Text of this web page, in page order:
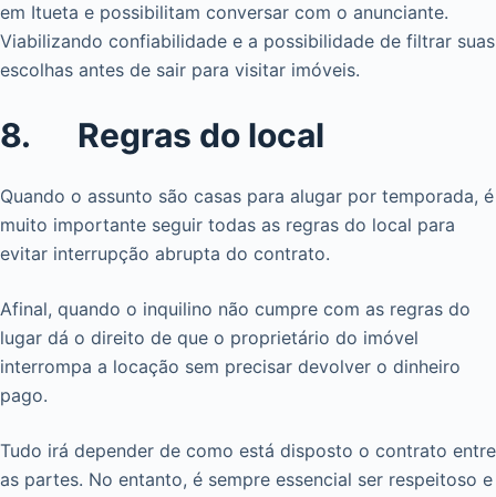
em Itueta e possibilitam conversar com o anunciante.
Viabilizando confiabilidade e a possibilidade de filtrar suas
escolhas antes de sair para visitar imóveis.
8. Regras do local
Quando o assunto são casas para alugar por temporada, é
muito importante seguir todas as regras do local para
evitar interrupção abrupta do contrato.
Afinal, quando o inquilino não cumpre com as regras do
lugar dá o direito de que o proprietário do imóvel
interrompa a locação sem precisar devolver o dinheiro
pago.
Tudo irá depender de como está disposto o contrato entre
as partes. No entanto, é sempre essencial ser respeitoso e